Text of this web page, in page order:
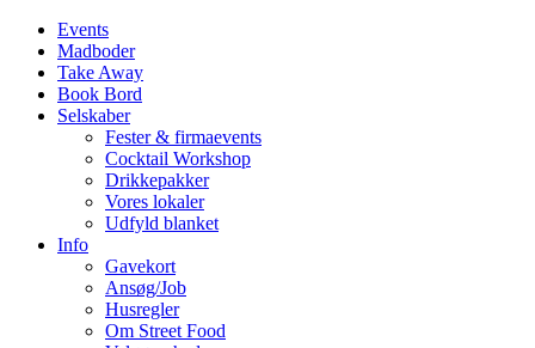
Events
Madboder
Take Away
Book Bord
Selskaber
Fester & firmaevents
Cocktail Workshop
Drikkepakker
Vores lokaler
Udfyld blanket
Info
Gavekort
Ansøg/Job
Husregler
Om Street Food